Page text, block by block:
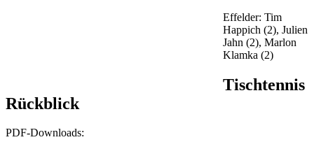
Effelder: Tim
Happich (2), Julien
Jahn (2), Marlon
Klamka (2)
Tischtennis
Rückblick
PDF-Downloads: